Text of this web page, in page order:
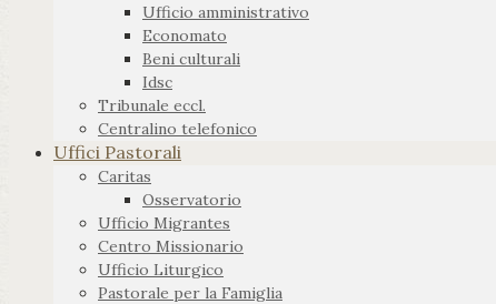
Ufficio amministrativo
Economato
Beni culturali
Idsc
Tribunale eccl.
Centralino telefonico
Uffici Pastorali
Caritas
Osservatorio
Ufficio Migrantes
Centro Missionario
Ufficio Liturgico
Pastorale per la Famiglia